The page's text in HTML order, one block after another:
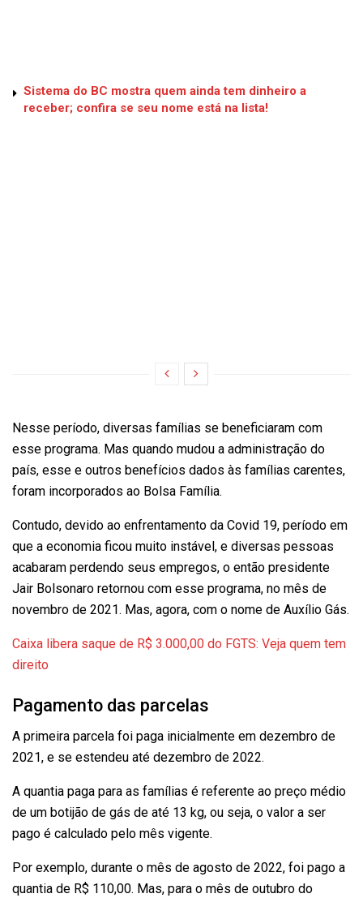
Sistema do BC mostra quem ainda tem dinheiro a
receber; confira se seu nome está na lista!
Nesse período, diversas famílias se beneficiaram com
esse programa. Mas quando mudou a administração do
país, esse e outros benefícios dados às famílias carentes,
foram incorporados ao Bolsa Família.
Contudo, devido ao enfrentamento da Covid 19, período em
que a economia ficou muito instável, e diversas pessoas
acabaram perdendo seus empregos, o então presidente
Jair Bolsonaro retornou com esse programa, no mês de
novembro de 2021. Mas, agora, com o nome de Auxílio Gás.
Caixa libera saque de R$ 3.000,00 do FGTS: Veja quem tem
direito
Pagamento das parcelas
A primeira parcela foi paga inicialmente em dezembro de
2021, e se estendeu até dezembro de 2022.
A quantia paga para as famílias é referente ao preço médio
de um botijão de gás de até 13 kg, ou seja, o valor a ser
pago é calculado pelo mês vigente.
Por exemplo, durante o mês de agosto de 2022, foi pago a
quantia de R$ 110,00. Mas, para o mês de outubro do